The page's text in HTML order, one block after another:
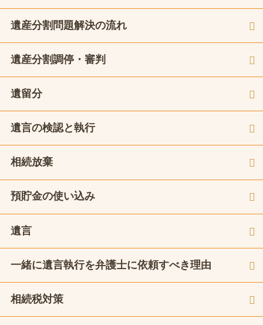
遺産分割問題解決の流れ
遺産分割調停・審判
遺留分
遺言の検認と執行
相続放棄
預貯金の使い込み
遺言
一緒に遺言執行を弁護士に依頼すべき理由
相続税対策